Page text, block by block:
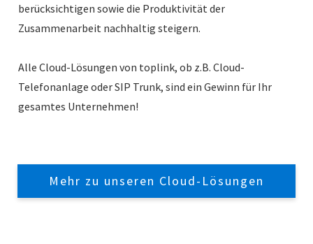
berücksichtigen sowie die Produktivität der
Zusammenarbeit nachhaltig steigern.
Alle Cloud-Lösungen von toplink, ob z.B. Cloud-
Telefonanlage oder SIP Trunk, sind ein Gewinn für Ihr
gesamtes Unternehmen!
Mehr zu unseren Cloud-Lösungen